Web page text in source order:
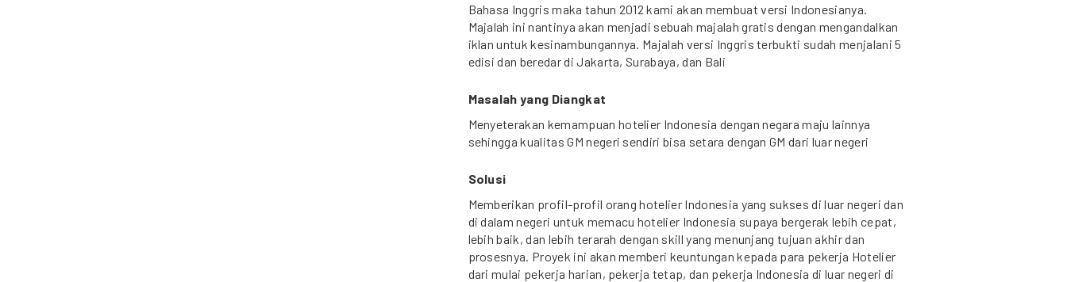
Bahasa Inggris maka tahun 2012 kami akan membuat versi Indonesianya.
Majalah ini nantinya akan menjadi sebuah majalah gratis dengan mengandalkan
iklan untuk kesinambungannya. Majalah versi Inggris terbukti sudah menjalani 5
edisi dan beredar di Jakarta, Surabaya, dan Bali
Masalah yang Diangkat
Menyeterakan kemampuan hotelier Indonesia dengan negara maju lainnya
sehingga kualitas GM negeri sendiri bisa setara dengan GM dari luar negeri
Solusi
Memberikan profil-profil orang hotelier Indonesia yang sukses di luar negeri dan
di dalam negeri untuk memacu hotelier Indonesia supaya bergerak lebih cepat,
lebih baik, dan lebih terarah dengan skill yang menunjang tujuan akhir dan
prosesnya. Proyek ini akan memberi keuntungan kepada para pekerja Hotelier
dari mulai pekerja harian, pekerja tetap, dan pekerja Indonesia di luar negeri di